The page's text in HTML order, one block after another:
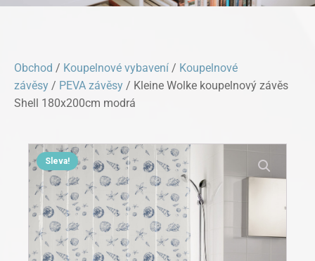
Obchod / Koupelnové vybavení / Koupelnové
závěsy / PEVA závěsy / Kleine Wolke koupelnový závěs
Shell 180x200cm modrá
Sleva!